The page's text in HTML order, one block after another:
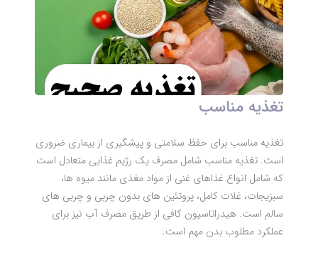
تغذیه مناسب
تغذیه مناسب برای حفظ سلامتی و پیشگیری از بیماری ضروری
است. تغذیه مناسب شامل مصرف یک رژیم غذایی متعادل است
که شامل انواع غذاهای غنی از مواد مغذی مانند میوه ها،
سبزیجات، غلات کامل، پروتئین های بدون چربی و چربی های
سالم است. هیدراتاسیون کافی از طریق مصرف آب نیز برای
عملکرد مطلوب بدن مهم است.